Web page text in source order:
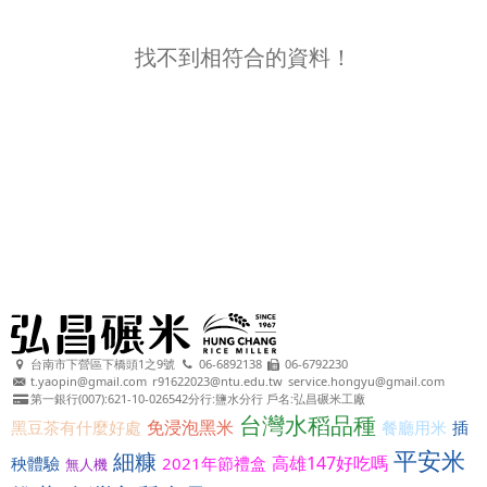
找不到相符合的資料！
台南市下營區下橋頭1之9號 06-6892138
06-6792230
t.yaopin@gmail.com r91622023@ntu.edu.tw service.hongyu@gmail.com
第一銀行(007):621-10-026542分行:鹽水分行 戶名:弘昌碾米工廠
黑豆茶有什麼好處 免浸泡黑米 台灣水稻品種 餐廳用米 插
秧體驗 無人機 細糠 2021年節禮盒 高雄147好吃嗎 平安米